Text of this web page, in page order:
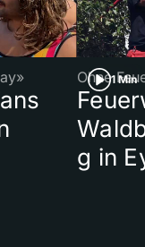
1 Min
Ohne
g in